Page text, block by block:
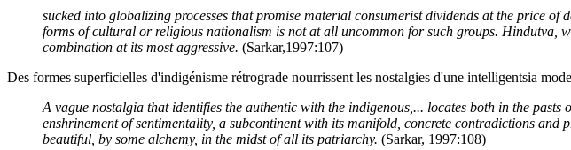
sucked into globalizing processes that promise material consumerist dividends at the price
forms of cultural or religious nationalism is not at all uncommon for such groups. Hindutva,
combination at its most aggressive. (Sarkar,1997:107)
Des formes superficielles d'indigénisme rétrograde nourrissent les nostalgies d'une intelligentsia
A vague nostalgia that identifies the authentic with the indigenous,... locates both in the
enshrinement of sentimentality, a subcontinent with its manifold, concrete contradictions
beautiful, by some alchemy, in the midst of all its patriarchy. (Sarkar, 1997:108)